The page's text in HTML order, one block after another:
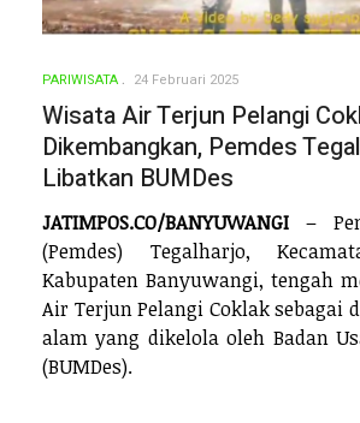
PARIWISATA 24 Februari 2025
Wisata Air Terjun Pelangi
Dikembangkan, Pemdes
Libatkan BUMDes
JATIMPOS.CO/BANYUWANGI –
(Pemdes) Tegalharjo,
Kabupaten Banyuwangi, tengah
Air Terjun Pelangi Coklak sebagai
alam yang dikelola oleh Badan
(BUMDes).